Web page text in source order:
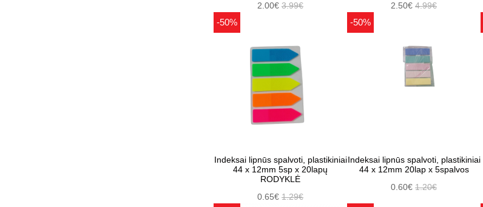
2.00€ 3.99€
2.50€ 4.99€
-50%
Indeksai lipnūs spalvoti, plastikiniai
44 x 12mm 5sp x 20lapų
RODYKLĖ
0.65€ 1.29€
-50%
Indeksai lipnūs spalvoti, plastikiniai
44 x 12mm 20lap x 5spalvos
0.60€ 1.20€